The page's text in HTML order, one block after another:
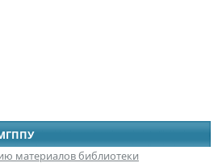
материалов библиотеки